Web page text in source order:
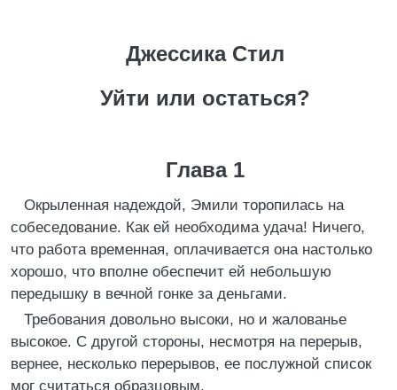
Джессика Стил
Уйти или остаться?
Глава 1
Окрыленная надеждой, Эмили торопилась на
собеседование. Как ей необходима удача! Ничего,
что работа временная, оплачивается она настолько
хорошо, что вполне обеспечит ей небольшую
передышку в вечной гонке за деньгами.
Требования довольно высоки, но и жалованье
высокое. С другой стороны, несмотря на перерыв,
вернее, несколько перерывов, ее послужной список
мог считаться образцовым.